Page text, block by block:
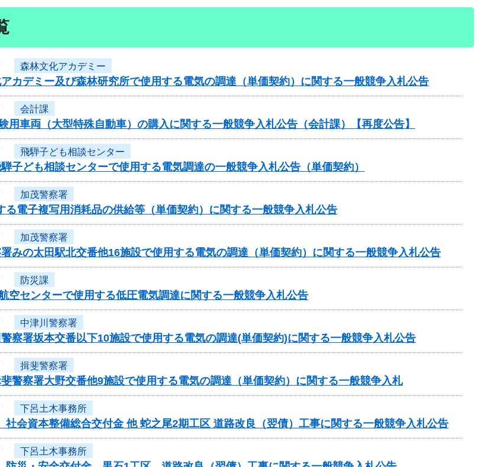
森林文化アカデミー
カデミー及び森林研究所で使用する電気の調達（単価契約）に関する一般競争入札公告
会計課
用車両（大型特殊自動車）の購入に関する一般競争入札公告（会計課）【再度公告】
飛騨子ども相談センター
子ども相談センターで使用する電気調達の一般競争入札公告（単価契約）
加茂警察署
る電子複写用消耗品の供給等（単価契約）に関する一般競争入札公告
加茂警察署
みの太田駅北交番他16施設で使用する電気の調達（単価契約）に関する一般競争入札公告
防災課
空センターで使用する低圧電気調達に関する一般競争入札公告
中津川警察署
察署坂本交番以下10施設で使用する電気の調達(単価契約)に関する一般競争入札公告
揖斐警察署
警察署大野交番他9施設で使用する電気の調達（単価契約）に関する一般競争入札
下呂土木事務所
社会資本整備総合交付金 他 蛇之尾2期工区 道路改良（翌債）工事に関する一般競争入札公告
下呂土木事務所